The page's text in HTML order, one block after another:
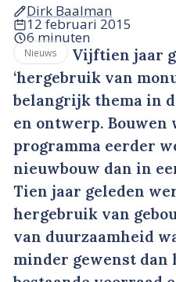
Dirk Baalman
12 februari 2015
6 minuten
Nieuws
Vijftien jaar
‘hergebruik van
belangrijk thema in
en ontwerp. Bouwen
programma eerder
nieuwbouw dan in
Tien jaar geleden
hergebruik van
van duurzaamheid
minder gewenst dan